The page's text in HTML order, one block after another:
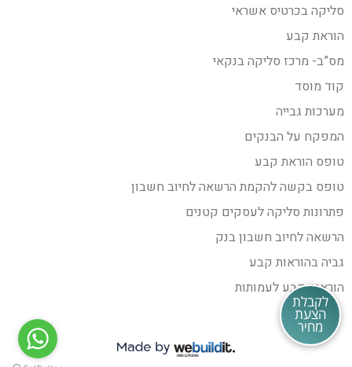
סליקה בכרטיס אשראי
הוראת קבע
מס”ב- מרכז סליקה בנקאי
קוד מוסד
מערכות גבייה
המפקח על הבנקים
טופס הוראת קבע
טופס בקשה להקמת הרשאה לחיוב חשבון
פתרונות סליקה לעסקים קטנים
הרשאה לחיוב חשבון בנק
גביה בהוראות קבע
הוראות קבע לעמותות
לקבלת
הצעת
מחיר